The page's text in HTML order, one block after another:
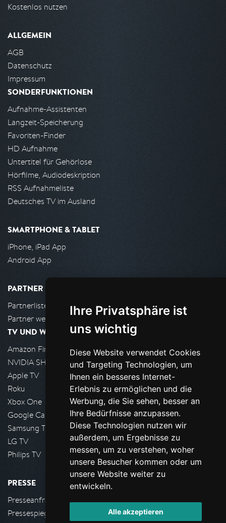
Ihre Privatsphäre ist
uns wichtig
Diese Website verwendet Cookies
und Targeting Technologien, um
Ihnen ein besseres Internet-
Erlebnis zu ermöglichen und die
Werbung, die Sie sehen, besser an
Ihre Bedürfnisse anzupassen.
Diese Technologien nutzen wir
außerdem, um Ergebnisse zu
messen, um zu verstehen, woher
unsere Besucher kommen oder um
unsere Website weiter zu
entwickeln.
Alle akzeptieren
Kostenlos nutzen
ALLGEMEIN
AGB
Datenschutz
Impressum
SONDERFUNKTIONEN
Aufnahme-Assistenten
Langzeit-Speicherung
Favoriten-Finder
HD Aufnahme
Untertitel für Gehörlose
Hörfilme, Audiodeskription
RSS Aufnahmeliste
Deutsches TV im Ausland
SMARTPHONE & TABLET
iPhone, iPad App
Android App
PARTNER
Partnerliste
Partner werden
TV UND WOHNZIMMER
Amazon FireTV
NVIDIA SHIELD, Google TV
Apple TV
Roku
Xbox One
Google Cast
Samsung TV
LG TV
Philips TV
PRESSE
Presseanfrage stellen
Pressespiegel